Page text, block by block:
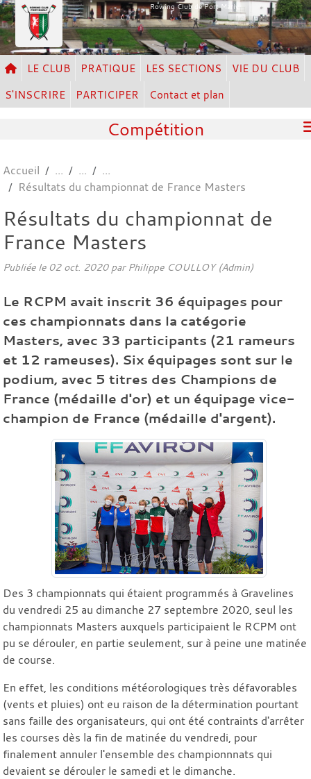
Rowing Club de Port Marly
LE CLUB PRATIQUE LES SECTIONS
VIE DU CLUB
S'INSCRIRE
PARTICIPER Contact et plan
Compétition
Accueil
Résultats du championnat de France Masters
Résultats du championnat de
France Masters
Publiée le 02 oct. 2020par Philippe COULLOY (Admin)
Le RCPM avait inscrit 36 équipages pour
ces championnats dans la catégorie
Masters, avec 33 participants (21 rameurs
et 12 rameuses). Six équipages sont sur le
podium, avec 5 titres des Champions de
France (médaille d'or) et un équipage vice-
champion de France (médaille d'argent).
Des 3 championnats qui étaient programmés à Gravelines
du vendredi 25 au dimanche 27 septembre 2020, seul les
championnats Masters auxquels participaient le RCPM ont
pu se dérouler, en partie seulement, sur à peine une matinée
de course.
En effet, les conditions météorologiques très défavorables
(vents et pluies) ont eu raison de la détermination pourtant
sans faille des organisateurs, qui ont été contraints d'arrêter
les courses dès la fin de matinée du vendredi, pour
finalement annuler l'ensemble des championnnats qui
devaient se dérouler le samedi et le dimanche.
Panneau de gestion des cookies